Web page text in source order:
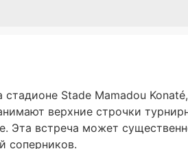
Stade Mamadou Konaté,
верхние строчки
Эта встреча может
соперников.